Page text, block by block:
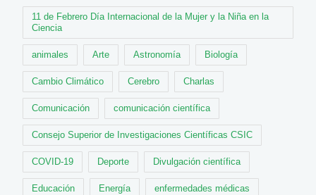
11 de Febrero Día Internacional de la Mujer y la Niña en la
Ciencia
animales Arte Astronomía Biología
Cambio Climático Cerebro Charlas
Comunicación comunicación científica
Consejo Superior de Investigaciones Científicas CSIC
COVID-19 Deporte Divulgación científica
Educación Energía enfermedades médicas